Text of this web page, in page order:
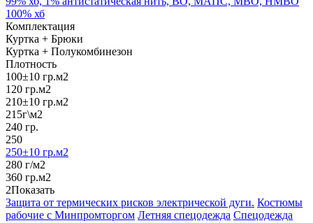
100% хб
Комплектация
Куртка + Брюки
Куртка + Полукомбинезон
Плотность
100±10 гр.м2
120 гр.м2
210±10 гр.м2
215г\м2
240 гр.
250
250±10 гр.м2
280 г/м2
360 гр.м2
2Показать
Защита от термических рисков электрической дуги. Костюмы
рабочие с Минпромторгом Летняя спецодежда Спецодежда